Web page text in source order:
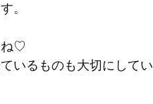
。
ね♡
いるものも大切にしてい